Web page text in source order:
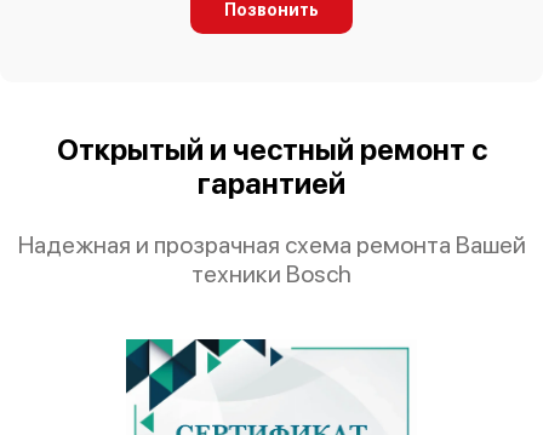
Bosch HSG343051R
Позвонить
Открытый и честный ремонт с
гарантией
Надежная и прозрачная схема ремонта Вашей
техники Bosch